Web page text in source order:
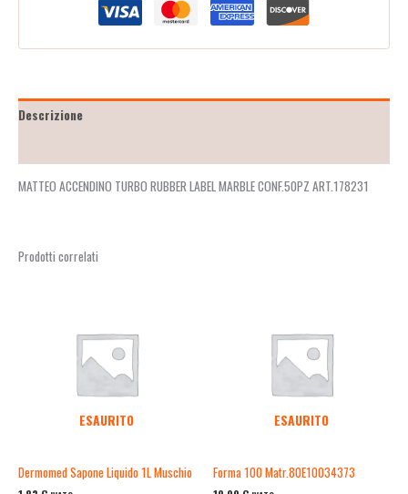
Descrizione
MATTEO ACCENDINO TURBO RUBBER LABEL MARBLE CONF.50PZ ART.178231
Prodotti correlati
ESAURITO
Dermomed Sapone Liquido 1L Muschio
ESAURITO
Forma 100 Matr.80E10034373